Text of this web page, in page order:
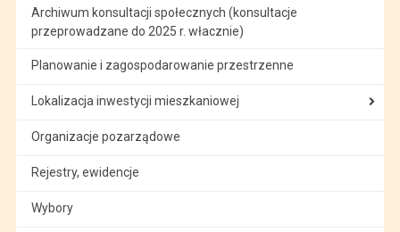
Archiwum konsultacji społecznych (konsultacje
przeprowadzane do 2025 r. włacznie)
Planowanie i zagospodarowanie przestrzenne
Lokalizacja inwestycji mieszkaniowej
Organizacje pozarządowe
Rejestry, ewidencje
Wybory